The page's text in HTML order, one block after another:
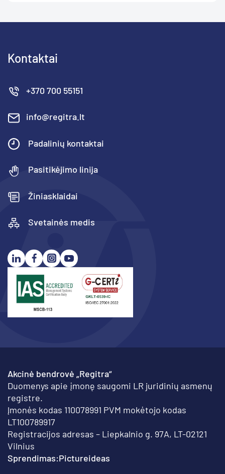
Kontaktai
+370 700 55151
info@regitra.lt
Padalinių kontaktai
Pasitikėjimo linija
Žiniasklaidai
Svetainės medis
Akcinė bendrovė „Regitra“
Duomenys apie įmonę saugomi LR juridinių asmenų
registre.
Įmonės kodas 110078991 PVM mokėtojo kodas
LT100789917
Registracijos adresas – Liepkalnio g. 97A, LT-02121
Vilnius
Sprendimas:Pictureideas